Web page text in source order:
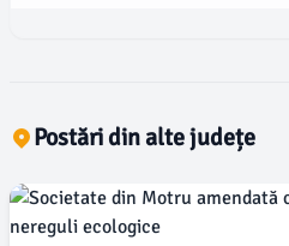
Postări din alte județe